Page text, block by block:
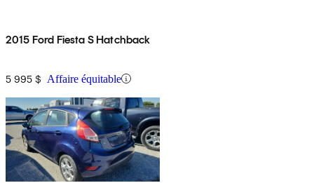
2015 Ford Fiesta S Hatchback
5 995 $ Affaire équitable